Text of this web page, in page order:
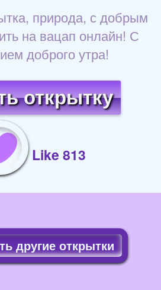
природа, с добрым
на вацап онлайн! С
доброго утра!
открытку
Like 813
другие открытки